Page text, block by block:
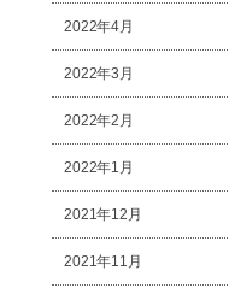
2022年4月
2022年3月
2022年2月
2022年1月
2021年12月
2021年11月